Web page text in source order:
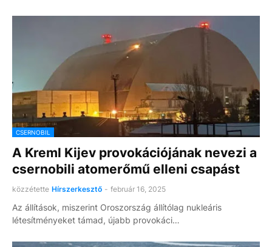
CSERNOBIL
A Kreml Kijev provokációjának nevezi a
csernobili atomerőmű elleni csapást
közzétette Hírszerkesztő - február 16, 2025
Az állítások, miszerint Oroszország állítólag nukleáris
létesítményeket támad, újabb provokáci…